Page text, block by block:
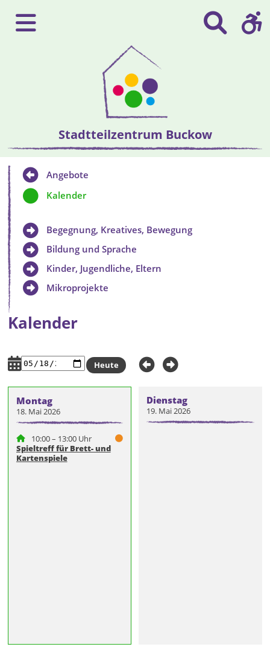
Stadtteilzentrum Buckow
Kalender
Montag
18. Mai 2026
10:00 – 13:00 Uhr
Spieltreff für Brett- und
Kartenspiele
Dienstag
19. Mai 2026
Heute
Angebote
Kalender
Begegnung, Kreatives, Bewegung
Bildung und Sprache
Kinder, Jugendliche, Eltern
Mikroprojekte